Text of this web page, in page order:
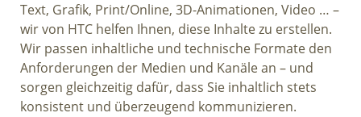
Text, Grafik, Print/Online, 3D-Animationen, Video … –
wir von HTC helfen Ihnen, diese Inhalte zu erstellen.
Wir passen inhaltliche und technische Formate den
Anforderungen der Medien und Kanäle an – und
sorgen gleichzeitig dafür, dass Sie inhaltlich stets
konsistent und überzeugend kommunizieren.